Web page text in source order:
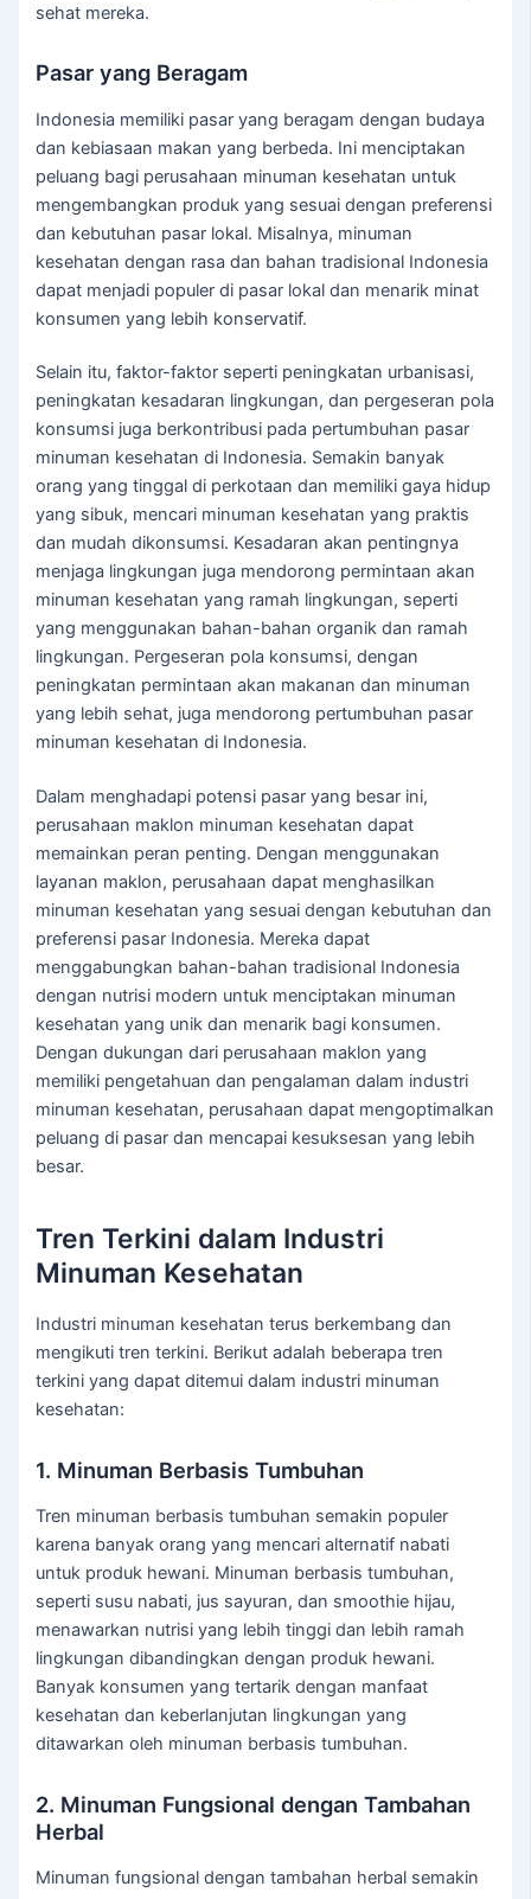
sehat mereka.
Pasar yang Beragam
Indonesia memiliki pasar yang beragam dengan budaya
dan kebiasaan makan yang berbeda. Ini menciptakan
peluang bagi perusahaan minuman kesehatan untuk
mengembangkan produk yang sesuai dengan preferensi
dan kebutuhan pasar lokal. Misalnya, minuman
kesehatan dengan rasa dan bahan tradisional Indonesia
dapat menjadi populer di pasar lokal dan menarik minat
konsumen yang lebih konservatif.
Selain itu, faktor-faktor seperti peningkatan urbanisasi,
peningkatan kesadaran lingkungan, dan pergeseran pola
konsumsi juga berkontribusi pada pertumbuhan pasar
minuman kesehatan di Indonesia. Semakin banyak
orang yang tinggal di perkotaan dan memiliki gaya hidup
yang sibuk, mencari minuman kesehatan yang praktis
dan mudah dikonsumsi. Kesadaran akan pentingnya
menjaga lingkungan juga mendorong permintaan akan
minuman kesehatan yang ramah lingkungan, seperti
yang menggunakan bahan-bahan organik dan ramah
lingkungan. Pergeseran pola konsumsi, dengan
peningkatan permintaan akan makanan dan minuman
yang lebih sehat, juga mendorong pertumbuhan pasar
minuman kesehatan di Indonesia.
Dalam menghadapi potensi pasar yang besar ini,
perusahaan maklon minuman kesehatan dapat
memainkan peran penting. Dengan menggunakan
layanan maklon, perusahaan dapat menghasilkan
minuman kesehatan yang sesuai dengan kebutuhan dan
preferensi pasar Indonesia. Mereka dapat
menggabungkan bahan-bahan tradisional Indonesia
dengan nutrisi modern untuk menciptakan minuman
kesehatan yang unik dan menarik bagi konsumen.
Dengan dukungan dari perusahaan maklon yang
memiliki pengetahuan dan pengalaman dalam industri
minuman kesehatan, perusahaan dapat mengoptimalkan
peluang di pasar dan mencapai kesuksesan yang lebih
besar.
Tren Terkini dalam Industri
Minuman Kesehatan
Industri minuman kesehatan terus berkembang dan
mengikuti tren terkini. Berikut adalah beberapa tren
terkini yang dapat ditemui dalam industri minuman
kesehatan:
1. Minuman Berbasis Tumbuhan
Tren minuman berbasis tumbuhan semakin populer
karena banyak orang yang mencari alternatif nabati
untuk produk hewani. Minuman berbasis tumbuhan,
seperti susu nabati, jus sayuran, dan smoothie hijau,
menawarkan nutrisi yang lebih tinggi dan lebih ramah
lingkungan dibandingkan dengan produk hewani.
Banyak konsumen yang tertarik dengan manfaat
kesehatan dan keberlanjutan lingkungan yang
ditawarkan oleh minuman berbasis tumbuhan.
2. Minuman Fungsional dengan Tambahan
Herbal
Minuman fungsional dengan tambahan herbal semakin